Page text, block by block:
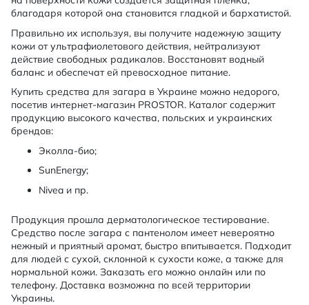
благодаря которой она становится гладкой и бархатистой.
Правильно их используя, вы получите надежную защиту
кожи от ультрафиолетового действия, нейтрализуют
действие свободных радикалов. Восстановят водный
баланс и обеспечат ей превосходное питание.
Купить средства для загара в Украине можно недорого,
посетив интернет-магазин PROSTOR. Каталог содержит
продукцию высокого качества, польских и украинских
брендов:
Эколла-био;
SunEnergy;
Nivea и пр.
Продукция прошла дерматологическое тестирование.
Средство после загара с пантенолом имеет невероятно
нежный и приятный аромат, быстро впитывается. Подходит
для людей с сухой, склонной к сухости коже, а также для
нормальной кожи. Заказать его можно онлайн или по
телефону. Доставка возможна по всей территории
Украины.